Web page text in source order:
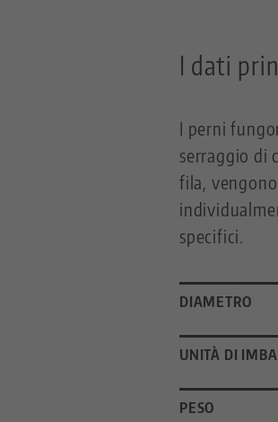
I dati
I perni
serraggio di
fila,
specifici.
DIAMETRO
UNITÀ DI
PESO